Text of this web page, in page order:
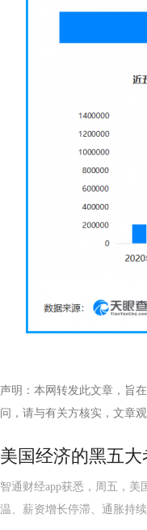
声明：本网转发此文章，旨
问，请与有关方核实，文章
美国经济的黑五
智通财经app获悉，周五，
温、薪资增长停滞、通胀持